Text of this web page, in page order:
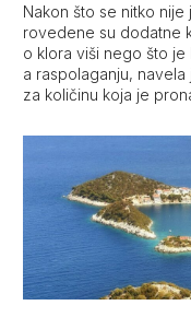
Nakon što se nitko
rovedene su dodatne
o klora viši nego što je
a raspolaganju,
za količinu koja je